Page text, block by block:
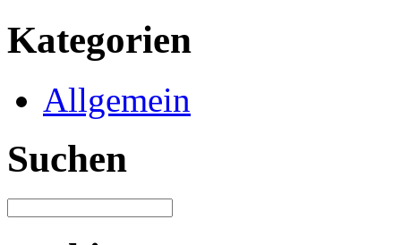
Kategorien
Allgemein
Suchen